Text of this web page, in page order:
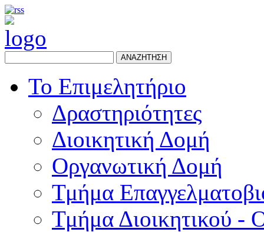
ΑΝΑΖΗΤΗΣΗ
Το Επιμελητήριο
Δραστηριότητες
Διοικητική Δομή
Οργανωτική Δομή
Τμήμα
Τμήμα Διοικητικού -